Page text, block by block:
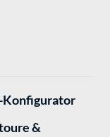
Konfigurator
&